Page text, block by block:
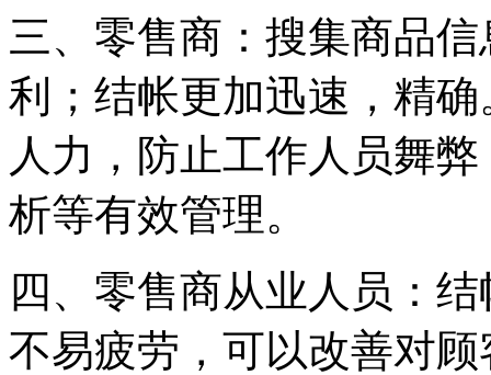
三、零售商：搜集商品
利；结帐更加迅速，精
人力，防止工作人员舞
析等有效管理。
四、零售商从业人员：
不易疲劳，可以改善对